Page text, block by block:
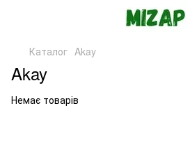
Каталог Akay
Akay
Немає товарів